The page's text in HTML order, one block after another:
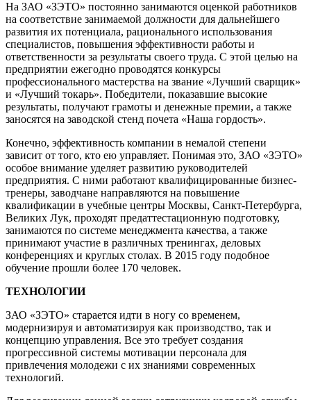
На ЗАО «ЗЭТО» постоянно занимаются оценкой работников
на соответствие занимаемой должности для дальнейшего
развития их потенциала, рационального использования
специалистов, повышения эффективности работы и
ответственности за результаты своего труда. С этой целью на
предприятии ежегодно проводятся конкурсы
профессионального мастерства на звание «Лучший сварщик»
и «Лучший токарь». Победители, показавшие высокие
результаты, получают грамоты и денежные премии, а также
заносятся на заводской стенд почета «Наша гордость».
Конечно, эффективность компании в немалой степени
зависит от того, кто ею управляет. Понимая это, ЗАО «ЗЭТО»
особое внимание уделяет развитию руководителей
предприятия. С ними работают квалифицированные бизнес-
тренеры, заводчане направляются на повышение
квалификации в учебные центры Москвы, Санкт-Петербурга,
Великих Лук, проходят предаттестационную подготовку,
занимаются по системе менеджмента качества, а также
принимают участие в различных тренингах, деловых
конференциях и круглых столах. В 2015 году подобное
обучение прошли более 170 человек.
ТЕХНОЛОГИИ
ЗАО «ЗЭТО» старается идти в ногу со временем,
модернизируя и автоматизируя как производство, так и
концепцию управления. Все это требует создания
прогрессивной системы мотивации персонала для
привлечения молодежи с их знаниями современных
технологий.